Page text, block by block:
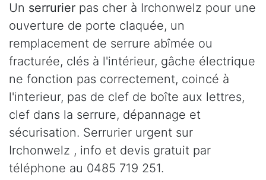
Un serrurier pas cher à Irchonwelz pour une
ouverture de porte claquée, un
remplacement de serrure abîmée ou
fracturée, clés à l'intérieur, gâche électrique
ne fonction pas correctement, coincé à
l'interieur, pas de clef de boîte aux lettres,
clef dans la serrure, dépannage et
sécurisation. Serrurier urgent sur
Irchonwelz , info et devis gratuit par
téléphone au 0485 719 251.